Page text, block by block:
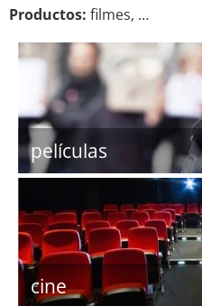
Productos: filmes, …
películas
cine